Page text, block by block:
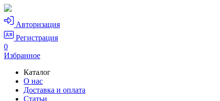
Авторизация
Регистрация
0
Избранное
Каталог
О нас
Доставка и оплата
Статьи